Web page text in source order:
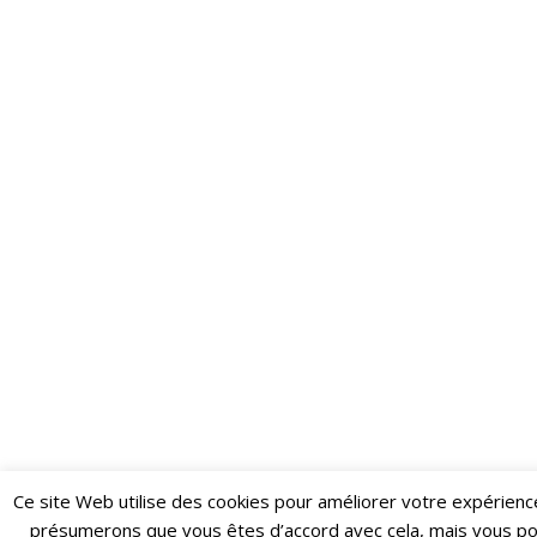
Restez informé·e des dernières actualités du Poing !
Ce site Web utilise des cookies pour améliorer votre
présumerons que vous êtes d’accord avec cela, mais vous